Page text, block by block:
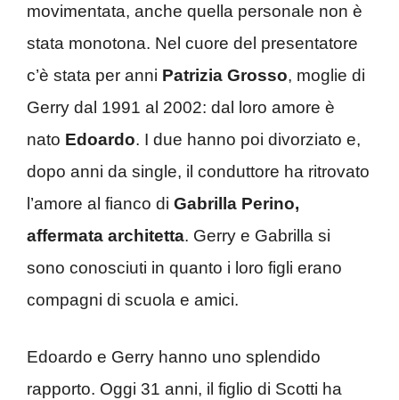
movimentata, anche quella personale non è
stata monotona. Nel cuore del presentatore
c’è stata per anni Patrizia Grosso, moglie di
Gerry dal 1991 al 2002: dal loro amore è
nato Edoardo. I due hanno poi divorziato e,
dopo anni da single, il conduttore ha ritrovato
l’amore al fianco di Gabrilla Perino,
affermata architetta. Gerry e Gabrilla si
sono conosciuti in quanto i loro figli erano
compagni di scuola e amici.
Edoardo e Gerry hanno uno splendido
rapporto. Oggi 31 anni, il figlio di Scotti ha